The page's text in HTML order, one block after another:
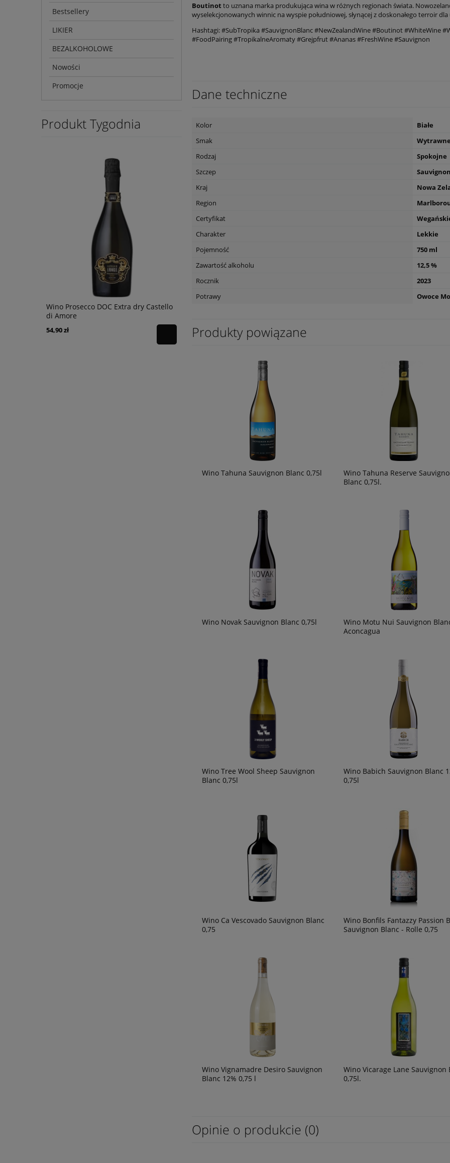
Bestsellery
LIKIER
BEZALKOHOLOWE
Nowości
Promocje
Produkt Tygodnia
Wino Prosecco DOC Extra dry Castello
di Amore
54,90 zł 69,90 zł
powiadom o
dostępności
Boutinot to uznana marka produkująca wina w różnych regionach świata.
wyselekcjonowanych winnic na wyspie południowej, słynącej z doskonałego terroir
Hashtagi: #SubTropika #SauvignonBlanc #NewZealandWine #Boutinot #WhiteWine
#FoodPairing #TropikalneAromaty #Grejpfrut #Ananas #FreshWine #Sauvignon
Dane techniczne
Kolor
Białe
Smak
Wytrawne
Rodzaj
Spokojne
Szczep
Kraj
Nowa
Region
Certyfikat
Charakter
Lekkie
Pojemność
750 ml
Zawartość alkoholu
12,5 %
Rocznik
2023
Potrawy
Owoce
Produkty powiązane
Wino Tahuna Sauvignon Blanc 0,75l
Wino Tahuna Reserve
Blanc 0,75l.
Wino Novak Sauvignon Blanc 0,75l
Wino Motu Nui Sauvignon
Aconcagua
Wino Tree Wool Sheep Sauvignon
Blanc 0,75l
Wino Babich Sauvignon Blanc
0,75l
Wino Ca Vescovado Sauvignon Blanc
0,75
Wino Bonfils Fantazzy Passion
Sauvignon Blanc - Rolle 0,75
Wino Vignamadre Desiro Sauvignon
Blanc 12% 0,75 l
Wino Vicarage Lane Sauvignon
0,75l.
Opinie o produkcie (0)